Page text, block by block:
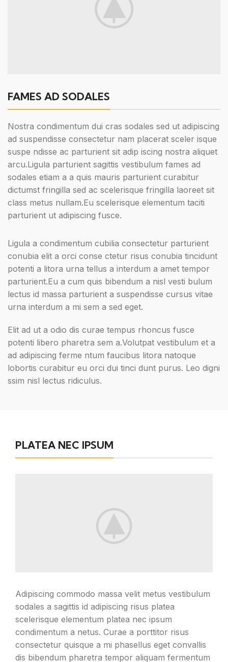
FAMES AD SODALES
Nostra condimentum dui cras sodales sed ut adipiscing
ad suspendisse consectetur nam placerat sceler isque
suspe ndisse ac parturient sit adip iscing nostra aliquet
arcu.Ligula parturient sagittis vestibulum fames ad
sodales etiam a a quis mauris parturient curabitur
dictumst fringilla sed ac scelerisque fringilla laoreet sit
class metus nullam.Eu scelerisque elementum taciti
parturient ut adipiscing fusce.
Ligula a condimentum cubilia consectetur parturient
conubia elit a orci conse ctetur risus conubia tincidunt
potenti a litora urna tellus a interdum a amet tempor
parturient.Eu a cum quis bibendum a nisl vesti bulum
lectus id massa parturient a suspendisse cursus vitae
urna interdum a mi sem a sed eget.
Elit ad ut a odio dis curae tempus rhoncus fusce
potenti libero pharetra sem a.Volutpat vestibulum et a
ad adipiscing ferme ntum faucibus litora natoque
lobortis curabitur eu orci dui tinci dunt purus. Leo digni
ssim nisl lectus ridiculus.
PLATEA NEC IPSUM
Adipiscing commodo massa velit metus vestibulum
sodales a sagittis id adipiscing risus platea
scelerisque elementum platea nec ipsum
condimentum a netus. Curae a porttitor risus
consectetur quisque a mi phasellus eget convallis
dis bibendum pharetra tempor aliquam fermentum